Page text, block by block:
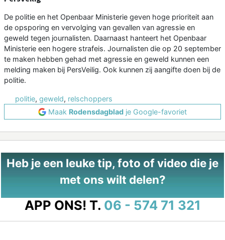
De politie en het Openbaar Ministerie geven hoge prioriteit aan
de opsporing en vervolging van gevallen van agressie en
geweld tegen journalisten. Daarnaast hanteert het Openbaar
Ministerie een hogere strafeis. Journalisten die op 20 september
te maken hebben gehad met agressie en geweld kunnen een
melding maken bij PersVeilig. Ook kunnen zij aangifte doen bij de
politie.
politie, geweld, relschoppers
Maak Rodensdagblad je Google-favoriet
Heb je een leuke tip, foto of video die je
met ons wilt delen?
APP ONS! T. 06 - 574 71 321